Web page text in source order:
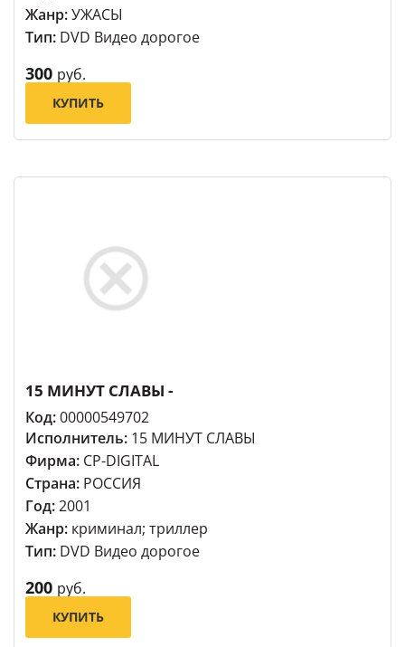
Жанр:УЖАСЫ
Тип: DVD Видео дорогое
300 руб.
КУПИТЬ
15 МИНУТ СЛАВЫ -
Код:00000549702
Исполнитель: 15 МИНУТ СЛАВЫ
Фирма: СР-DIGITAL
Страна: РОССИЯ
Год:2001
Жанр: криминал; триллер
Тип: DVD Видео дорогое
200 руб.
КУПИТЬ